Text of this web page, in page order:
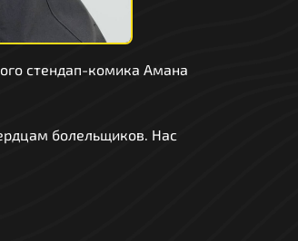
стендап-комика Амана
болельщиков. Нас